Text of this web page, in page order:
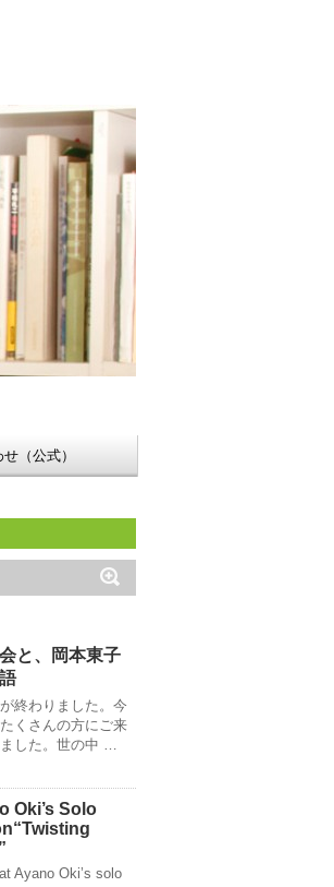
（公式）
と、岡本東子
終わりました。今
くさんの方にご来
した。世の中 …
Oki’s Solo
Ayano Oki’s solo